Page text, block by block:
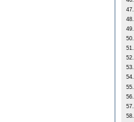
47.
48.
49.
50.
51.
52.
53.
54.
55.
56.
57.
58.